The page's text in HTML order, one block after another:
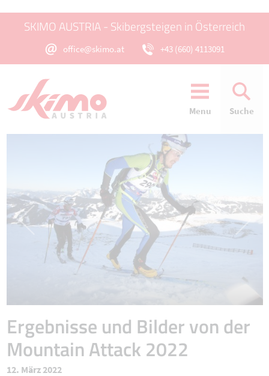
SKIMO AUSTRIA - Skibergsteigen in Österreich
office@skimo.at +43 (660) 4113091
Menu Suche
Ergebnisse und Bilder von der
Mountain Attack 2022
12. März 2022